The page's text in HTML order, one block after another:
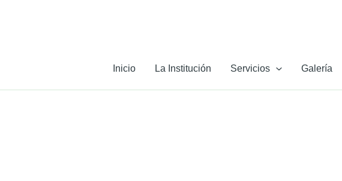
Inicio La Institución Servicios Galería